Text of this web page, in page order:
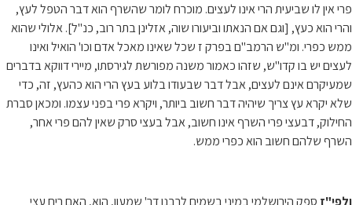
פרי אין לו שביעית הרי אינו לעצים. מוכרח לומר שהשרף הוא דבר הטפל לעץ,
והרי הוא כעץ, [וגם אם הנאתו וביעורו שוה, אזלינן בתר רוב, כנ"ל]. אלולי שהוא
ממש כפרי. ומ"ש הרמב"ם בפרק ז שכל שאינו מאכל אדם וכו' הואיל ואינו
לעצים יש בו קדו"ש, שזהו כאמור משנה מפורשת לגירסתו, מיירי דווקא בדברים
שמעיקרם אינם לעצים, אבל דבר שבעודו בלוע בעץ הרי הוא כהעץ, זה, כדי
שלא יקרא עץ צריך שיהיה דבר חשוב ביותר, ויקרא פרי בפני עצמו. ומכאן סברת
החילוק, דבעצי פרי השרף אינו חשוב, אבל בעצי סרק שאין להם פרי אחר,
השרף שלהם חשוב הוא כפרי ממש.
ולפי"ז ספק הירושלמי במיני בשמים לרבנן דר' שמעון, הוא, האם ריח עצי